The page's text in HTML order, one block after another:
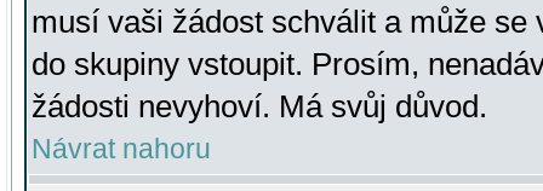
musí vaši žádost schválit a může se
do skupiny vstoupit. Prosím,
žádosti nevyhoví. Má svůj důvod.
Návrat nahoru